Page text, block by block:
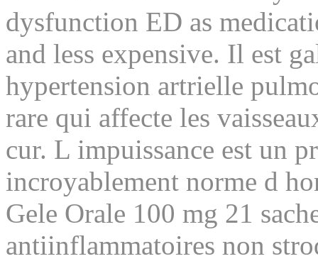
dysfunction ED as
and less expensive. Il est
hypertension artrielle
rare qui affecte les
cur. L impuissance est un
incroyablement norme d
Gele Orale 100 mg 21
antiinflammatoires non